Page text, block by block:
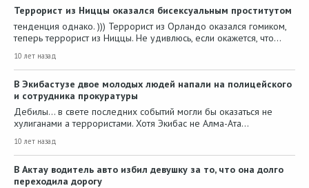
Террорист из Ниццы оказался бисексуальным проститутом
тенденция однако. ))) Террорист из Орландо оказался гомиком,
теперь террорист из Ниццы. Не удивлюсь, если окажется, что…
10 лет назад
В Экибастузе двое молодых людей напали на полицейского
и сотрудника прокуратуры
Дебилы... в свете последних событий могли бы оказаться не
хулиганами а террористами. Хотя Экибас не Алма-Ата...
10 лет назад
В Актау водитель авто избил девушку за то, что она долго
переходила дорогу